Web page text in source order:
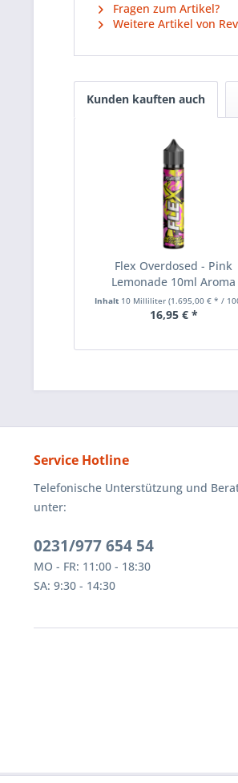
Fragen zum Artikel?
Weitere Artikel von
Kunden kauften auch
Flex Overdosed - Pink
Lemonade 10ml Aroma
Inhalt 10 Milliliter (1.695,00 € * / 1000
16,95 € *
Service Hotline
Telefonische Unterstützung und
unter:
0231/977 654 54
MO - FR: 11:00 - 18:30
SA: 9:30 - 14:30